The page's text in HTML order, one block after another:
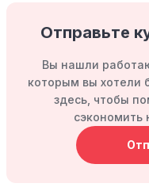
Отправьте
Вы нашли
которым вы хотели
здесь, чтобы
сэкономить